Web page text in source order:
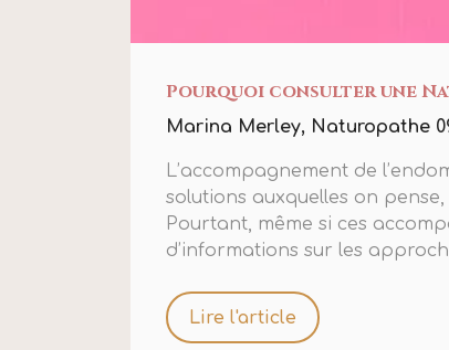
Pourquoi consulter une
Marina Merley, Naturopathe
L’accompagnement de
solutions auxquelles on
Pourtant, même si ces
d’informations sur les
Lire l'article